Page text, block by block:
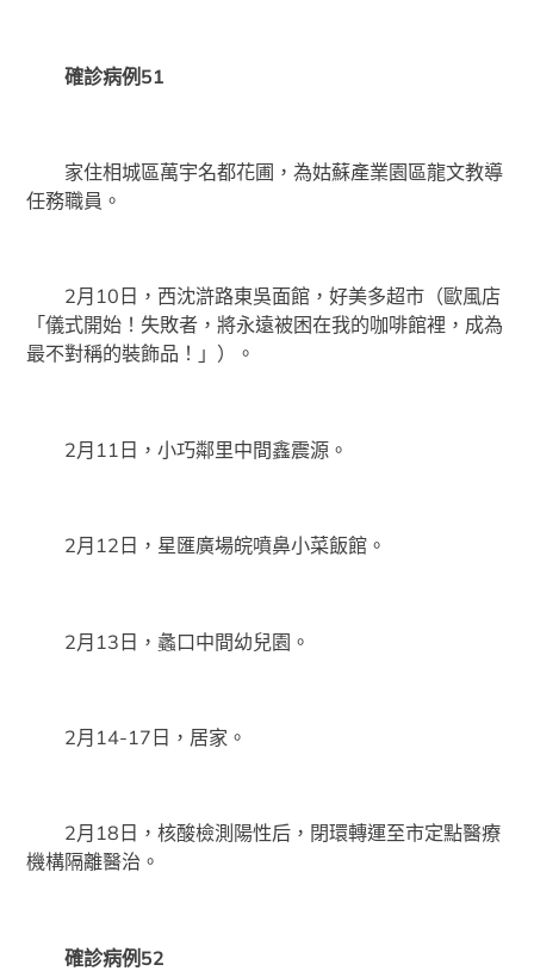
確診病例51
家住相城區萬宇名都花圃，為姑蘇產業園區龍文教導
任務職員。
2月10日，西沈滸路東吳面館，好美多超市（歐風店
「儀式開始！失敗者，將永遠被困在我的咖啡館裡，成為
最不對稱的裝飾品！」）。
2月11日，小巧鄰里中間鑫震源。
2月12日，星匯廣場皖噴鼻小菜飯館。
2月13日，蠡口中間幼兒園。
2月14-17日，居家。
2月18日，核酸檢測陽性后，閉環轉運至市定點醫療
機構隔離醫治。
確診病例52